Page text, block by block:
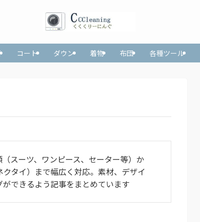
コート ダウン 着物 布団 各種ツール
スーツ、ワンピース、セーター等）か
タイ）まで幅広く対応。素材、デザイ
できるよう記事をまとめています